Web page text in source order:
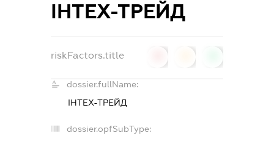
ІНТЕХ-ТРЕЙД
riskFactors.title
dossier.fullName:
ІНТЕХ-ТРЕЙД
dossier.opfSubType: